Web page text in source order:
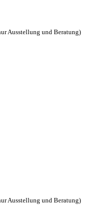
Ausstellung und Beratung)
Ausstellung und Beratung)